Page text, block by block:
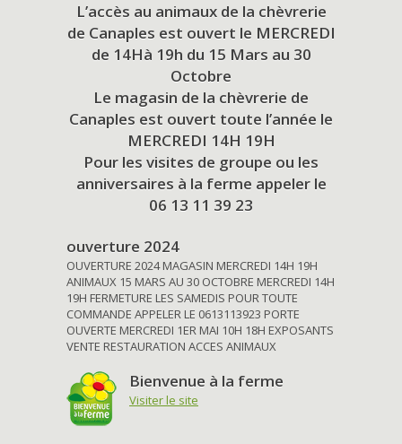
L’accès au animaux de la chèvrerie
de Canaples est ouvert le MERCREDI
de 14Hà 19h du 15 Mars au 30
Octobre
Le magasin de la chèvrerie de
Canaples est ouvert toute l’année le
MERCREDI 14H 19H
Pour les visites de groupe ou les
anniversaires à la ferme appeler le
06 13 11 39 23
ouverture 2024
OUVERTURE 2024 MAGASIN MERCREDI 14H 19H
ANIMAUX 15 MARS AU 30 OCTOBRE MERCREDI 14H
19H FERMETURE LES SAMEDIS POUR TOUTE
COMMANDE APPELER LE 0613113923 PORTE
OUVERTE MERCREDI 1ER MAI 10H 18H EXPOSANTS
VENTE RESTAURATION ACCES ANIMAUX
Bienvenue à la ferme
Visiter le site